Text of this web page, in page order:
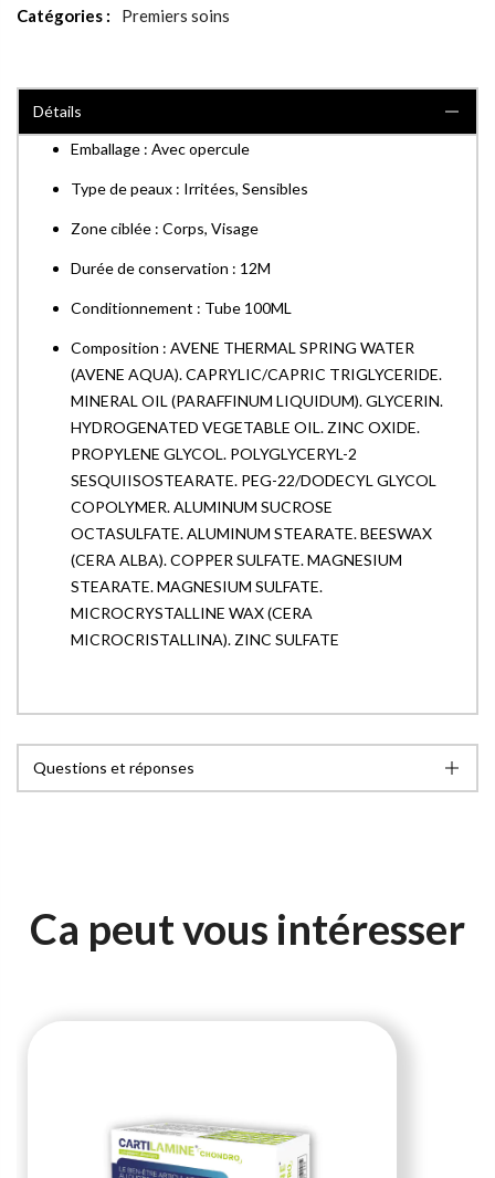
Catégories :
Premiers soins
Détails
Emballage : Avec opercule
Type de peaux : Irritées, Sensibles
Zone ciblée : Corps, Visage
Durée de conservation : 12M
Conditionnement : Tube 100ML
Composition : AVENE THERMAL SPRING WATER
(AVENE AQUA). CAPRYLIC/CAPRIC TRIGLYCERIDE.
MINERAL OIL (PARAFFINUM LIQUIDUM). GLYCERIN.
HYDROGENATED VEGETABLE OIL. ZINC OXIDE.
PROPYLENE GLYCOL. POLYGLYCERYL-2
SESQUIISOSTEARATE. PEG-22/DODECYL GLYCOL
COPOLYMER. ALUMINUM SUCROSE
OCTASULFATE. ALUMINUM STEARATE. BEESWAX
(CERA ALBA). COPPER SULFATE. MAGNESIUM
STEARATE. MAGNESIUM SULFATE.
MICROCRYSTALLINE WAX (CERA
MICROCRISTALLINA). ZINC SULFATE
Questions et réponses
Ca peut vous intéresser